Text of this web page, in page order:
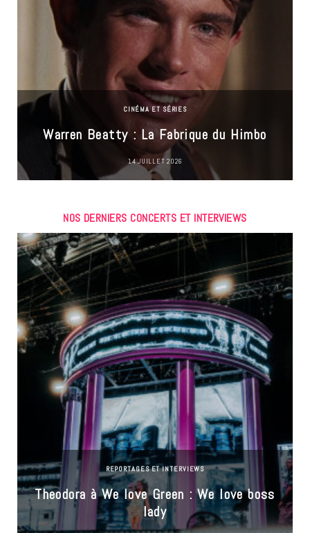
CINÉMA ET SÉRIES
Warren Beatty : La Fabrique du Himbo
14 JUILLET 2026
NOS DERNIERS CONCERTS ET INTERVIEWS
REPORTAGES ET INTERVIEWS
Theodora à We love Green : We love boss
lady